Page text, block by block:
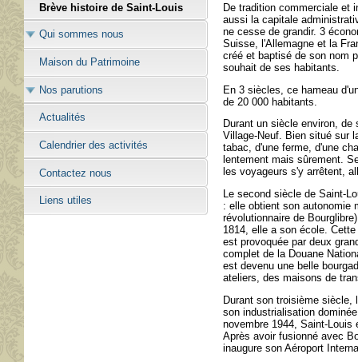
Brève histoire de Saint-Louis
Qui sommes nous
Maison du Patrimoine
Nos parutions
Actualités
Calendrier des activités
Contactez nous
Liens utiles
De tradition commerciale et
aussi la capitale
ne cesse de grandir. 3
Suisse, l'Allemagne et la
créé et baptisé de son nom
souhait de ses habitants.
En 3 siècles, ce hameau
de 20 000 habitants.
Durant un siècle environ,
Village-Neuf. Bien situé sur
tabac, d'une ferme, d'une
lentement mais sûrement.
les voyageurs s'y arrêtent,
Le second siècle de Saint-
: elle obtient son autonomie
révolutionnaire de
1814, elle a son école.
est provoquée par deux
complet de la Douane
est devenu une belle
ateliers, des maisons de
Durant son troisième siècle,
son industrialisation
novembre 1944, Saint-
Après avoir fusionné avec
inaugure son Aéroport